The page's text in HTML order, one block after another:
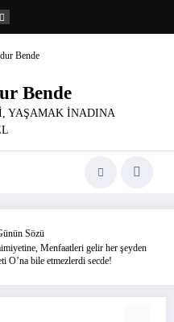
Bende
YAŞAMAK İNADINA
Sözü
Menfaatleri gelir her şeyden
O’na bile etmezlerdi secde!